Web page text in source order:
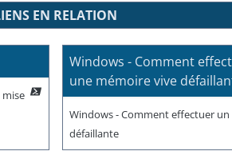
EN RELATION
Windows - Comment
une mémoire vive
Windows - Comment effectuer
défaillante